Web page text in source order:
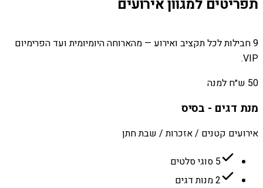
תפריטים למגוון אירועים
9 חבילות לכל תקציב ואירוע — מהארוחה היומיומית ועד הפרימיום
VIP.
50 ש״ח למנה
מנת דגים - בסיס
אירועים קטנים / אזכרות / שבת חתן
5 סוגי סלטים
2 מנות דגים